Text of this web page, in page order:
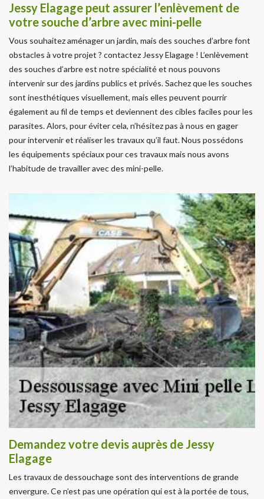
Jessy Elagage peut assurer l’enlèvement de
votre souche d’arbre avec mini-pelle
Vous souhaitez aménager un jardin, mais des souches d’arbre font
obstacles à votre projet ? contactez Jessy Elagage ! L’enlèvement
des souches d’arbre est notre spécialité et nous pouvons
intervenir sur des jardins publics et privés. Sachez que les souches
sont inesthétiques visuellement, mais elles peuvent pourrir
également au fil de temps et deviennent des cibles faciles pour les
parasites. Alors, pour éviter cela, n’hésitez pas à nous en gager
pour intervenir et réaliser les travaux qu’il faut. Nous possédons
les équipements spéciaux pour ces travaux mais nous avons
l’habitude de travailler avec des mini-pelle.
Demandez votre devis auprès de Jessy
Elagage
Les travaux de dessouchage sont des interventions de grande
envergure. Ce n’est pas une opération qui est à la portée de tous,